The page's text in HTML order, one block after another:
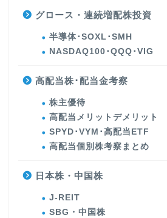
グロース・連続増配株投資
半導体･SOXL･SMH
NASDAQ100･QQQ･VIG
高配当株･配当金考察
株主優待
高配当メリットデメリット
SPYD･VYM･高配当ETF
高配当個別株考察まとめ
日本株・中国株
J-REIT
SBG・中国株